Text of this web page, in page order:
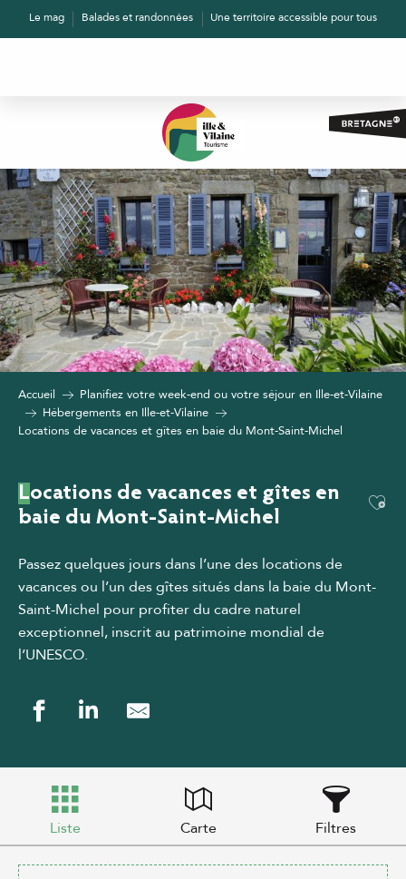
AllerLe mag Balades et randonnées Une territoire accessible pour tous
Accueil
Planifiez votre week-end ou votre séjour en Ille-et-Vilaine
Hébergements en Ille-et-Vilaine
Locations de vacances et gîtes en baie du Mont-Saint-Michel
Locations de vacances et gîtes en
baie du Mont-Saint-Michel
Passez quelques jours dans l’une des locations de
vacances ou l’un des gîtes situés dans la baie du Mont-
Saint-Michel pour profiter du cadre naturel
exceptionnel, inscrit au patrimoine mondial de
l’UNESCO.
Liste Carte Filtres